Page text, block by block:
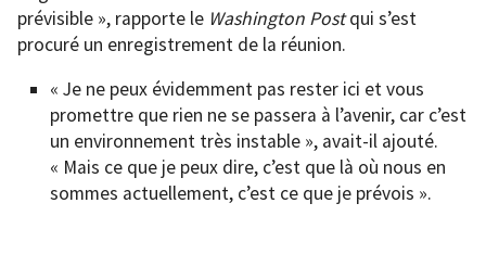
prévisible », rapporte le Washington Postqui s’est
procuré un enregistrement de la réunion.
« Je ne peux évidemment pas rester ici et vous
promettre que rien ne se passera à l’avenir, car c’est
un environnement très instable », avait-il ajouté.
« Mais ce que je peux dire, c’est que là où nous en
sommes actuellement, c’est ce que je prévois ».